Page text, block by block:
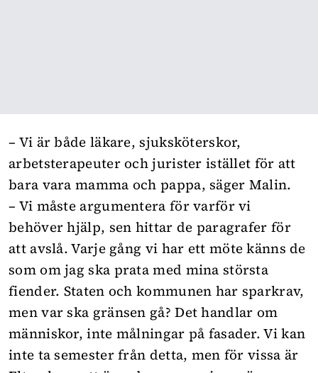
– Vi är både läkare, sjuksköterskor,
arbetsterapeuter och jurister istället för att
bara vara mamma och pappa, säger Malin.
– Vi måste argumentera för varför vi
behöver hjälp, sen hittar de paragrafer för
att avslå. Varje gång vi har ett möte känns de
som om jag ska prata med mina största
fiender. Staten och kommunen har sparkrav,
men var ska gränsen gå? Det handlar om
människor, inte målningar på fasader. Vi kan
inte ta semester från detta, men för vissa är